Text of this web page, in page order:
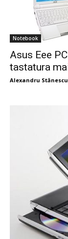
Notebook
Asus Eee
tastatura
Alexandru Stănescu